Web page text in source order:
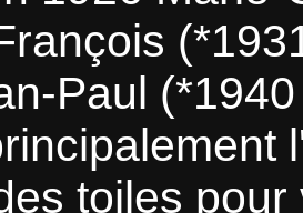
Paul
toiles